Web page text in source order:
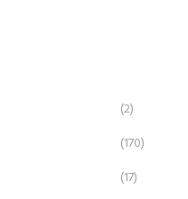
(2)
(170)
(17)